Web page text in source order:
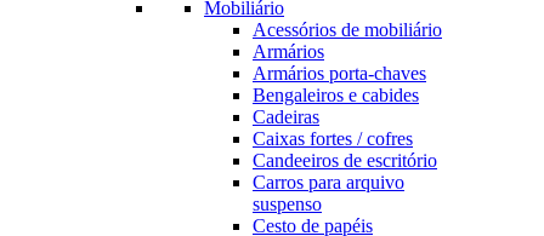
Mobiliário
Acessórios de mobiliário
Armários
Armários porta-chaves
Bengaleiros e cabides
Cadeiras
Caixas fortes / cofres
Candeeiros de escritório
Carros para arquivo
suspenso
Cesto de papéis